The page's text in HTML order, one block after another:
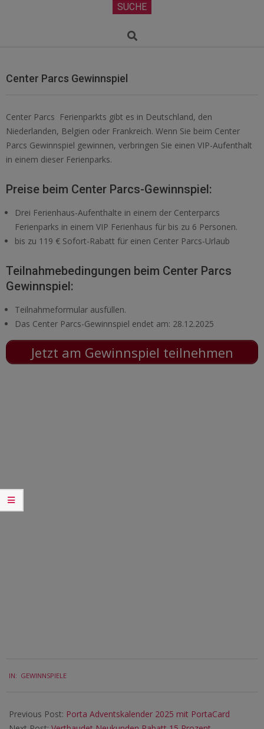
SUCHE
Search
Center Parcs Gewinnspiel
Center Parcs Ferienparkts gibt es in Deutschland, den
Niederlanden, Belgien oder Frankreich. Wenn Sie beim Center
Parcs Gewinnspiel gewinnen, verbringen Sie einen VIP-Aufenthalt
in einem dieser Ferienparks.
Preise beim Center Parcs-Gewinnspiel:
Drei Ferienhaus-Aufenthalte in einem der Centerparcs
Ferienparks in einem VIP Ferienhaus für bis zu 6 Personen.
bis zu 119 € Sofort-Rabatt für einen Center Parcs-Urlaub
Teilnahmebedingungen beim Center Parcs
Gewinnspiel:
Teilnahmeformular ausfüllen.
Das Center Parcs-Gewinnspiel endet am: 28.12.2025
Jetzt am Gewinnspiel teilnehmen
12-
IN: GEWINNSPIELE
Previous Post: Porta Adventskalender 2025 mit PortaCard